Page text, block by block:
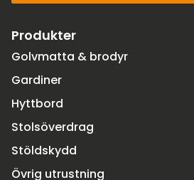
Produkter
Golvmatta & brodyr
Gardiner
Hyttbord
Stolsöverdrag
Stöldskydd
Övrig utrustning